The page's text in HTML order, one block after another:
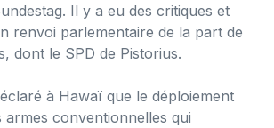
Il y a eu des critiques et
renvoi parlementaire de la part de
dont le SPD de Pistorius.
à Hawaï que le déploiement
armes conventionnelles qui